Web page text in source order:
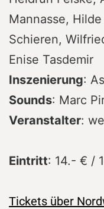
Mannasse,
Schieren,
Enise Tasdemir
Inszenierung:
Sounds: Marc
Veranstalter:
Eintritt: 14.- € /
Tickets über